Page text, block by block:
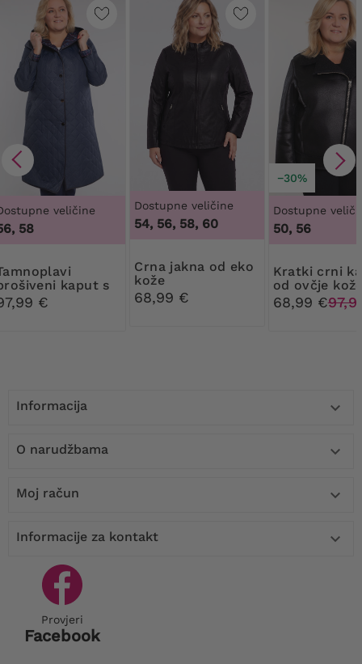
veličine
58
kaput s
€
Dostupne veličine
54, 56, 58, 60
Crna jakna od eko
kože
68,99 €
−30%
Dostupne
50, 56
Kratki crni kaput
od ovčje
68,99 €
Informacija 
O narudžbama 
Moj račun 
Informacije za kontakt 
Provjeri
Facebook